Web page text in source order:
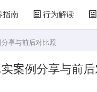
指南 行为解读
享与前后对比照
案例分享与前后